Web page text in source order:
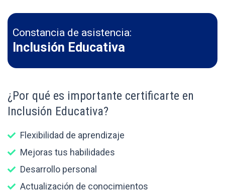
Constancia de asistencia:
Inclusión Educativa
¿Por qué es importante certificarte en
Inclusión Educativa?
Flexibilidad de aprendizaje
Mejoras tus habilidades
Desarrollo personal
Actualización de conocimientos